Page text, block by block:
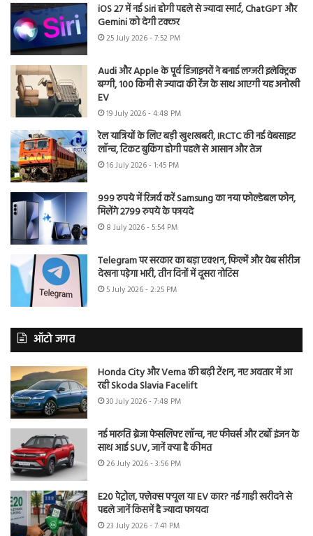
iOS 27 में नई Siri होगी पहले से ज्यादा स्मार्ट, ChatGPT और
Gemini को देगी टक्कर
25 July 2026 - 7:52 PM
Audi और Apple के पूर्व डिजाइनरों ने बनाई लग्जरी इलेक्ट्रिक
बग्गी, 100 किमी से ज्यादा की रेंज के साथ आएगी यह अनोखी
EV
19 July 2026 - 4:48 PM
रेल यात्रियों के लिए बड़ी खुशखबरी, IRCTC की नई वेबसाइट
लॉन्च, टिकट बुकिंग होगी पहले से आसान और तेज
16 July 2026 - 1:45 PM
999 रुपये में रिजर्व करें Samsung का नया फोल्डेबल फोन,
मिलेंगे 2799 रुपये के फायदे
8 July 2026 - 5:54 PM
Telegram पर सरकार का बड़ा एक्शन, फिल्में और वेब सीरीज
देखना पड़ेगा भारी, तीन दिनों में दूसरा नोटिस
5 July 2026 - 2:25 PM
ऑटो जगत
Honda City और Verna की बढ़ी टेंशन, नए अवतार में आ
रही Skoda Slavia Facelift
30 July 2026 - 7:48 PM
नई मारुति ब्रेजा फेसलिफ्ट लॉन्च, नए फीचर्स और टर्बो इंजन के
साथ आई SUV, जानें क्या है कीमत
26 July 2026 - 3:56 PM
E20 पेट्रोल, फ्लेक्स फ्यूल या EV कार? नई गाड़ी खरीदने से
पहले जानें किसमें है ज्यादा फायदा
23 July 2026 - 7:41 PM